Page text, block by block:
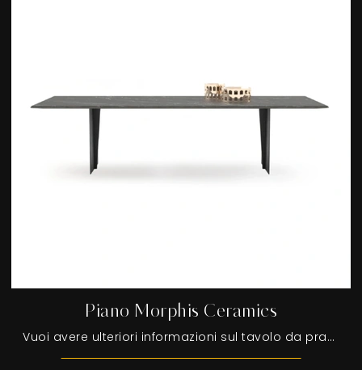
Piano Morphis Ceramics
Vuoi avere ulteriori informazioni sul tavolo da pranzo Piano Morphis Ceramics di Devina Nais? Clicca e ottieni informazioni sui modelli fissi della ...